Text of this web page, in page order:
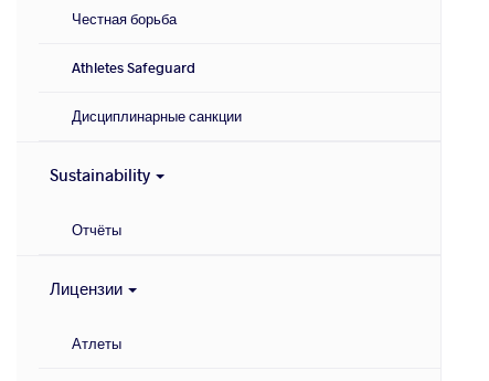
Честная борьба
Athletes Safeguard
Дисциплинарные санкции
Sustainability
Отчёты
Лицензии
Атлеты